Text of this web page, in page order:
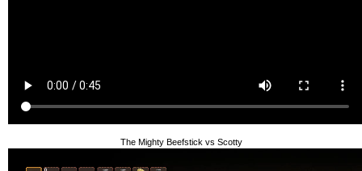
The Mighty Beefstick vs Scotty